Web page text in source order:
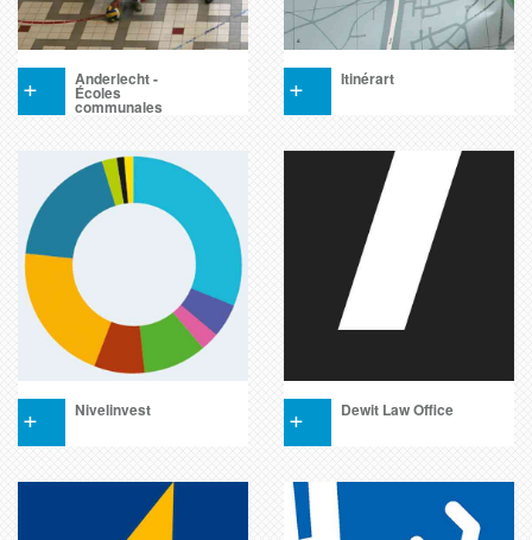
+ Anderlecht -
Écoles
communales
+ Itinérart
+ Nivelinvest + Dewit Law Office